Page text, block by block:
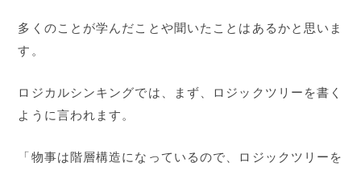
多くのことが学んだことや聞いたことはあるかと思いま
す。
ロジカルシンキングでは、まず、ロジックツリーを書く
ように言われます。
「物事は階層構造になっているので、ロジックツリーを